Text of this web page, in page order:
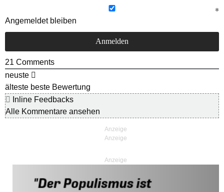
Angemeldet bleiben
21 Comments
neuste
älteste beste Bewertung
Inline Feedbacks
Alle Kommentare ansehen
Anzeige